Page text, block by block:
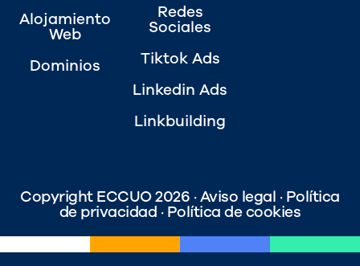
Alojamiento
Web
Dominios
Redes
Sociales
Tiktok Ads
Linkedin Ads
Linkbuilding
Copyright ECCUO 2026 ·Aviso legal ·Política
de privacidad ·Política de cookies